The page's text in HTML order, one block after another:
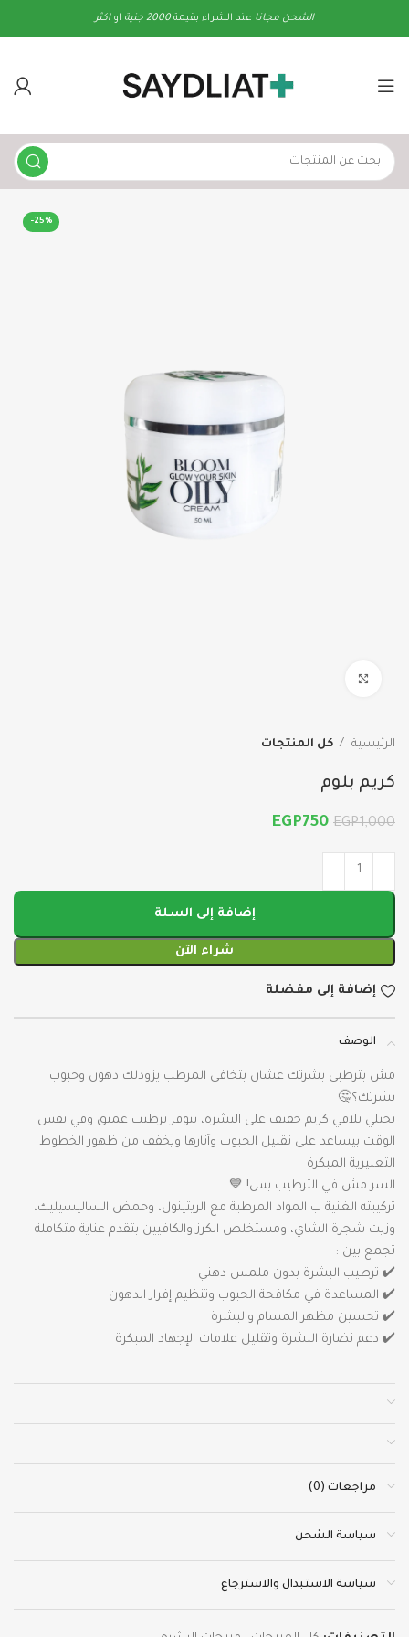
الشحن مجانا عند الشراء بقيمة2000 جنية اواكثر
-25%
الرئيسية كل المنتجات
كريم بلوم
EGP1,000
EGP750
إضافة إلى السلة
شراء الآن
إضافة إلى مفضلة
الوصف
مش بترطبي بشرتك عشان بتخافي المرطب يزودلك دهون وحبوب
بشرتك؟🤔
تخيلي تلاقي كريم خفيف على البشرة، بيوفر ترطيب عميق وفي نفس
الوقت بيساعد على تقليل الحبوب وآثارها ويخفف من ظهور الخطوط
التعبيرية المبكرة
السر مش في الترطيب بس! 💙
تركيبته الغنية ب المواد المرطبة مع الريتينول، وحمض الساليسيليك،
وزيت شجرة الشاي، ومستخلص الكرز والكافيين بتقدم عناية متكاملة
تجمع بين :
✔️ ترطيب البشرة بدون ملمس دهني
✔️ المساعدة في مكافحة الحبوب وتنظيم إفراز الدهون
✔️ تحسين مظهر المسام والبشرة
✔️ دعم نضارة البشرة وتقليل علامات الإجهاد المبكرة
مراجعات (0)
سياسة الشحن
سياسة الاستبدال والاسترجاع